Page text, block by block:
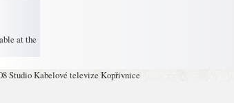
at the
Studio Kabelové televize Kopřivnice